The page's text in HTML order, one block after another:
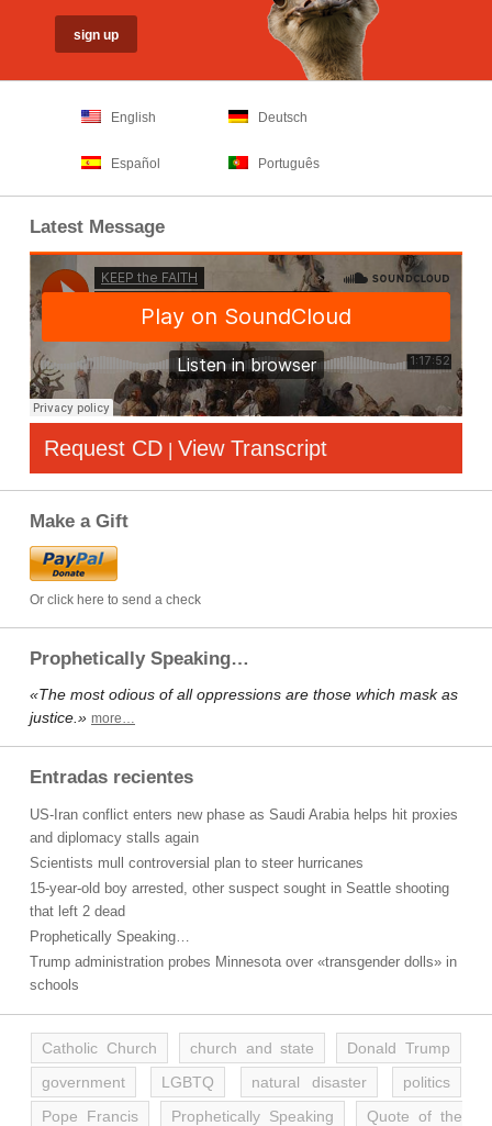
English Deutsch
Español Português
Latest Message
Request CD | View Transcript
Make a Gift
Or click here to send a check
Prophetically Speaking…
«The most odious of all oppressions are those which mask as
justice.» more…
Entradas recientes
US-Iran conflict enters new phase as Saudi Arabia helps hit proxies
and diplomacy stalls again
Scientists mull controversial plan to steer hurricanes
15-year-old boy arrested, other suspect sought in Seattle shooting
that left 2 dead
Prophetically Speaking…
Trump administration probes Minnesota over «transgender dolls» in
schools
Catholic Church church and state
Donald Trump
government
LGBTQ natural disaster
politics
Pope Francis
Prophetically Speaking
Quote of the